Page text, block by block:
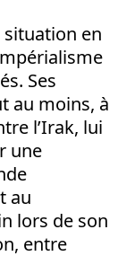
situation en
Ses
au moins, à
l’Irak, lui
une
au
lors de son
entre